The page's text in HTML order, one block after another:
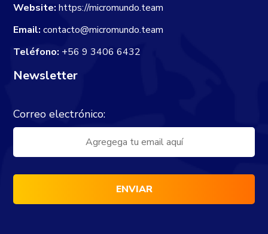
Website: https://micromundo.team
Email: contacto@micromundo.team
Teléfono: +56 9 3406 6432
Newsletter
Correo electrónico: